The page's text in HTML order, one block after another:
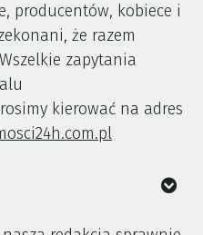
producentów, kobiece i
że razem
zapytania
kierować na adres